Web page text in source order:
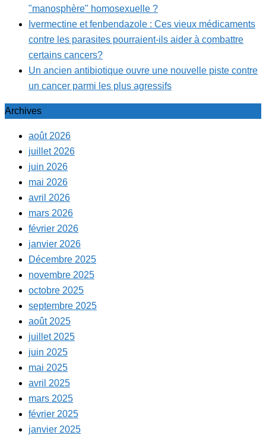
"manosphère" homosexuelle ?
Ivermectine et fenbendazole : Ces vieux médicaments
contre les parasites pourraient-ils aider à combattre
certains cancers?
Un ancien antibiotique ouvre une nouvelle piste contre
un cancer parmi les plus agressifs
Archives
août 2026
juillet 2026
juin 2026
mai 2026
avril 2026
mars 2026
février 2026
janvier 2026
Décembre 2025
novembre 2025
octobre 2025
septembre 2025
août 2025
juillet 2025
juin 2025
mai 2025
avril 2025
mars 2025
février 2025
janvier 2025